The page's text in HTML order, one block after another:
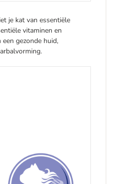
je kat van essentiële
vitaminen en
gezonde huid,